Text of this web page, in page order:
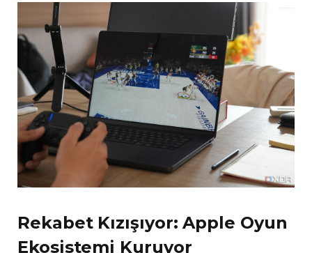
Rekabet Kızışıyor: Apple Oyun
Ekosistemi Kuruyor